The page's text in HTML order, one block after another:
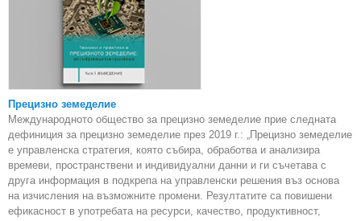
Прецизно земеделие
Международното общество за прецизно земеделие прие следната
дефиниция за прецизно земеделие през 2019 г.: „Прецизно земеделие
е управленска стратегия, която събира, обработва и анализира
времеви, пространствени и индивидуални данни и ги съчетава с
друга информация в подкрепа на управленски решения въз основа
на изчисления на възможните промени. Резултатите са повишени
ефикасност в употребата на ресурси, качество, продуктивност,